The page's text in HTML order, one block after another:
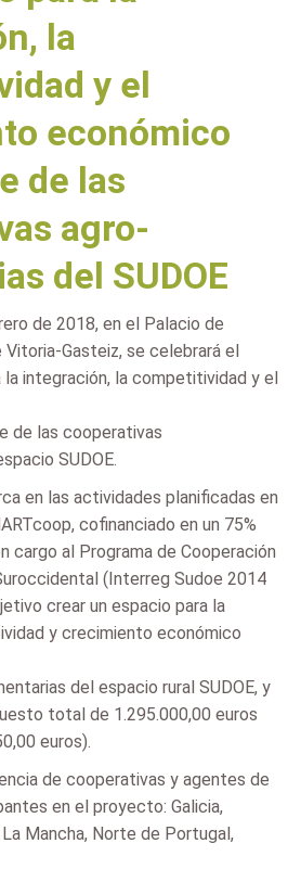
la
y el
económico
de las
agro-
del SUDOE
de 2018, en el Palacio de
Vitoria-Gasteiz, se celebrará el
la integración, la competitividad y el
de las cooperativas
SUDOE.
en las actividades planificadas en
cofinanciado en un 75%
cargo al Programa de Cooperación
(Interreg Sudoe 2014 
crear un espacio para la
y crecimiento económico
del espacio rural SUDOE, y
total de 1.295.000,00 euros
euros).
de cooperativas y agentes de
en el proyecto: Galicia,
Mancha, Norte de Portugal,